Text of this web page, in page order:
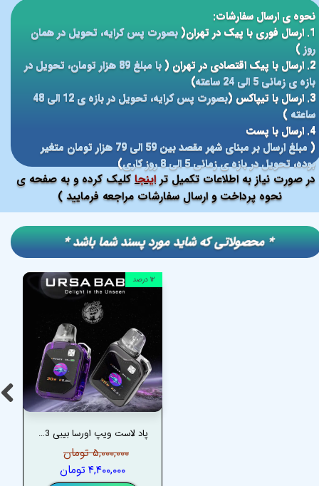
صورت نیاز به اطلاعات تکمیل تراینجا کلیک کرده و به صفحه ی
نحوه پرداخت و ارسال سفارشات مراجعه فرمایید )
نحوه ی ارسال سفارشات:
1. ارسال فوری با پیک در تهران(
بصورت پس کرایه، تحویل در همان
روز)
2. ارسال با پیک اقتصادی در تهران (
با مبلغ 89 هزار تومان، تحویل در
بازه ی زمانی 5 الی 24 ساعته
)
3. ارسال با تیپاکس (
بصورت پس کرایه، تحویل در بازه ی 12 الی 48
ساعته )
4. ارسال با پست
(
مبلغ ارسال بر مبنای شهر مقصد بین 59 الی 79 هزار تومان متغیر
بوده، تحویل در بازه ی زمانی 5 الی 8 روز کاری
)
پاد لاست ویپ اورسا بیبی 3 – LOST VAPE URSA BABY 3
۵,۰۰۰,۰۰۰ تومان
۴,۴۰۰,۰۰۰ تومان
۱۲ درصد
​​* محصولاتی که شاید مورد پسند شما باشد *